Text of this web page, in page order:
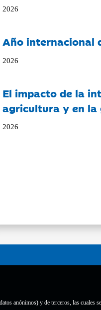
anónimos) y de terceros, las cuales
2026
Año internacional
2026
El impacto de la
agricultura y en la
2026